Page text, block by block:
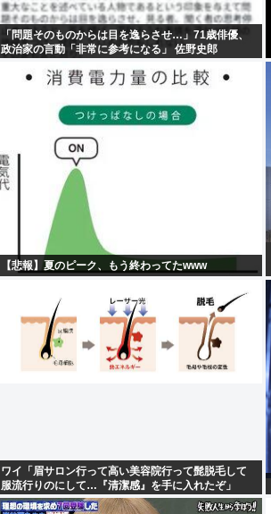
「問題そのものからは目を逸らさせ…」71歳俳優、
政治家の言動「非常に参考になる」 佐野史郎
【悲報】夏のピーク、もう終わってたwww
ワイ「眉サロン行って高い美容院行って髭脱毛して
服流行りのにして…『清潔感』を手に入れたぞ」